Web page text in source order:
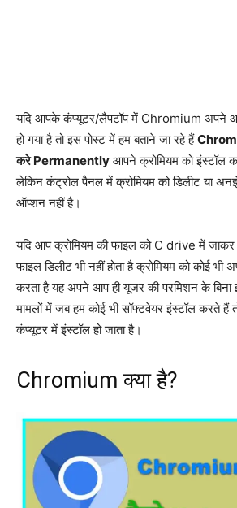
यदि आपके कंप्यूटर/लैपटॉप में Chromium अपने
हो गया है तो इस पोस्ट में हम बताने जा रहे हैं
करे Permanently आपने क्रोमियम को इंस्टॉल
लेकिन कंट्रोल पैनल में क्रोमियम को डिलीट या
ऑप्शन नहीं है।
यदि आप क्रोमियम की फाइल को C drive में जाकर
फाइल डिलीट भी नहीं होता है क्रोमियम को कोई
करता है यह अपने आप ही यूजर की परमिशन के बिना
मामलों में जब हम कोई भी सॉफ्टवेयर इंस्टॉल करते हैं
कंप्यूटर में इंस्टॉल हो जाता है।
Chromium क्या है?